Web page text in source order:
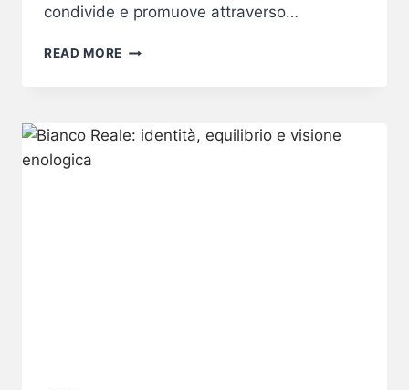
condivide e promuove attraverso…
READ MORE LUNGOPARMA
DESIGN
WEEK